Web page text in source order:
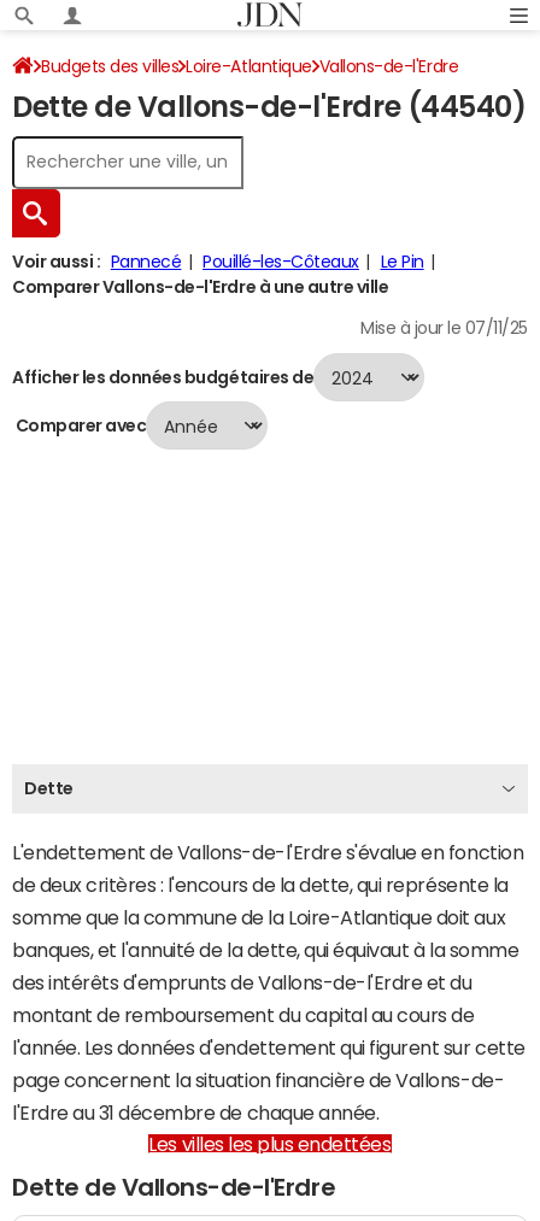
Budgets des villes Loire-Atlantique Vallons-de-l'Erdre
Dette au 31/12/2024
Dette de Vallons-de-l'Erdre (44540)
Voir aussi : Pannecé Pouillé-les-Côteaux
Le Pin
Comparer Vallons-de-l'Erdre à une autre ville
Mise à jour le 07/11/25
Afficher les données budgétaires de
Comparer avec
Dette
L'endettement de Vallons-de-l'Erdre s'évalue en fonction
de deux critères : l'encours de la dette, qui représente la
somme que la commune de la Loire-Atlantique doit aux
banques, et l'annuité de la dette, qui équivaut à la somme
des intérêts d'emprunts de Vallons-de-l'Erdre et du
montant de remboursement du capital au cours de
l'année. Les données d'endettement qui figurent sur cette
page concernent la situation financière de Vallons-de-
l'Erdre au 31 décembre de chaque année.
Les villes les plus endettées
Dette de Vallons-de-l'Erdre